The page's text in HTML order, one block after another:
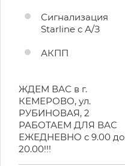
Сигнализация
Starline с А/З
АКПП
ЖДЕМ ВАС в г.
КЕМЕРОВО, ул.
РУБИНОВАЯ, 2
РАБОТАЕМ ДЛЯ ВАС
ЕЖЕДНЕВНО с 9.00 до
20.00!!!